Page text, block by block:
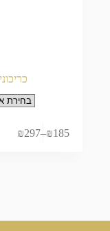
₪185
–
₪297